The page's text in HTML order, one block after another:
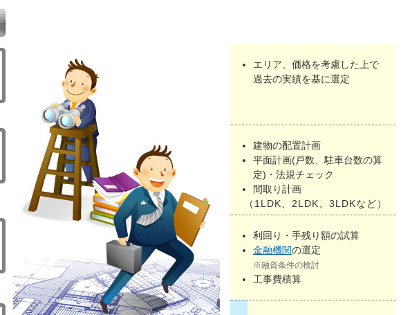
エリア、価格を考慮した上で
過去の実績を基に選定
建物の配置計画
平面計画(戸数、駐車台数の算
定)・法規チェック
間取り計画
（1LDK、2LDK、3LDKなど）
利回り・手残り額の試算
金融機関の選定
※融資条件の検討
工事費積算